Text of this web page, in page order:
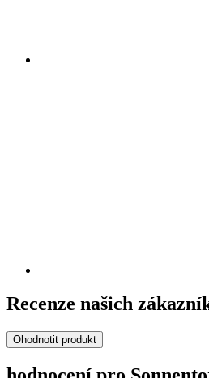
Recenze našich
Ohodnotit produkt